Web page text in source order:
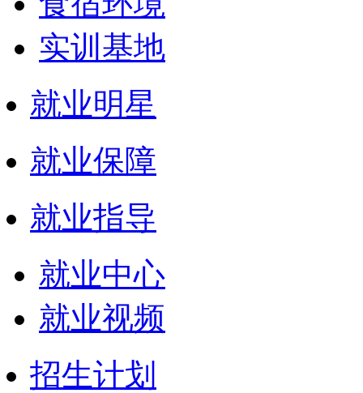
实训基地
就业明星
就业保障
就业指导
就业中心
就业视频
招生计划